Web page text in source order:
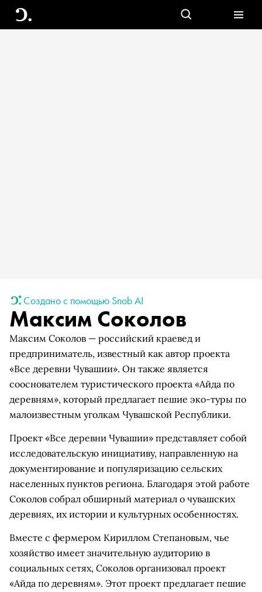
Создано с помощью Snob AI
Максим Соколов
Максим Соколов — российский краевед и
предприниматель, известный как автор проекта
«Все деревни Чувашии». Он также является
сооснователем туристического проекта «Айда по
деревням», который предлагает пешие эко-туры по
малоизвестным уголкам Чувашской Республики.
Проект «Все деревни Чувашии» представляет собой
исследовательскую инициативу, направленную на
документирование и популяризацию сельских
населенных пунктов региона. Благодаря этой работе
Соколов собрал обширный материал о чувашских
деревнях, их истории и культурных особенностях.
Вместе с фермером Кириллом Степановым, чье
хозяйство имеет значительную аудиторию в
социальных сетях, Соколов организовал проект
«Айда по деревням». Этот проект предлагает пешие